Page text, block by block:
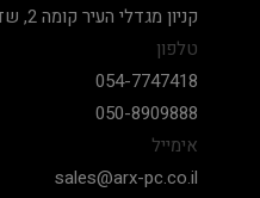
קניון מגדלי העיר קומה 2, שדרות יעקב 50, ראשון לציון.
טלפון
054-7747418
050-8909888
אימייל
sales@arx-pc.co.il